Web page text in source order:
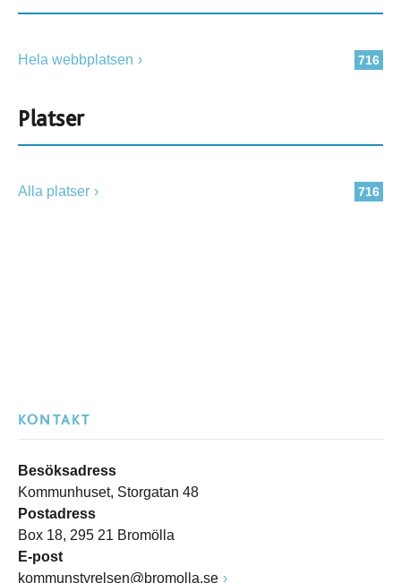
716
Hela webbplatsen
Platser
716
Alla platser
KONTAKT
Besöksadress
Kommunhuset, Storgatan 48
Postadress
Box 18, 295 21 Bromölla
E-post
kommunstyrelsen@bromolla.se